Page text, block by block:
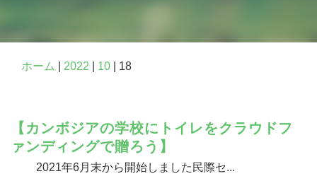
ホーム 2022 10 18
【カンボジアの学校にトイレをクラウドフ
ァンディングで贈ろう】
2021年6月末から開始しました民際セ...